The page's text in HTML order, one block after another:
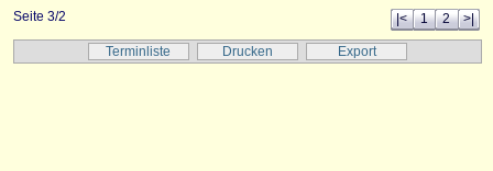
Seite 3/2 |< 1 2 >|
Terminliste Drucken Export